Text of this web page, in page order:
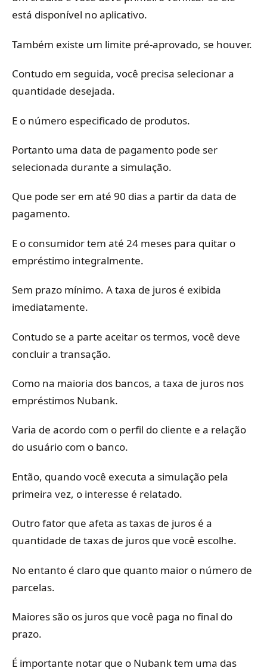
está disponível no aplicativo.
Também existe um limite pré-aprovado, se houver.
Contudo em seguida, você precisa selecionar a
quantidade desejada.
E o número especificado de produtos.
Portanto uma data de pagamento pode ser
selecionada durante a simulação.
Que pode ser em até 90 dias a partir da data de
pagamento.
E o consumidor tem até 24 meses para quitar o
empréstimo integralmente.
Sem prazo mínimo. A taxa de juros é exibida
imediatamente.
Contudo se a parte aceitar os termos, você deve
concluir a transação.
Como na maioria dos bancos, a taxa de juros nos
empréstimos Nubank.
Varia de acordo com o perfil do cliente e a relação
do usuário com o banco.
Então, quando você executa a simulação pela
primeira vez, o interesse é relatado.
Outro fator que afeta as taxas de juros é a
quantidade de taxas de juros que você escolhe.
No entanto é claro que quanto maior o número de
parcelas.
Maiores são os juros que você paga no final do
prazo.
É importante notar que o Nubank tem uma das